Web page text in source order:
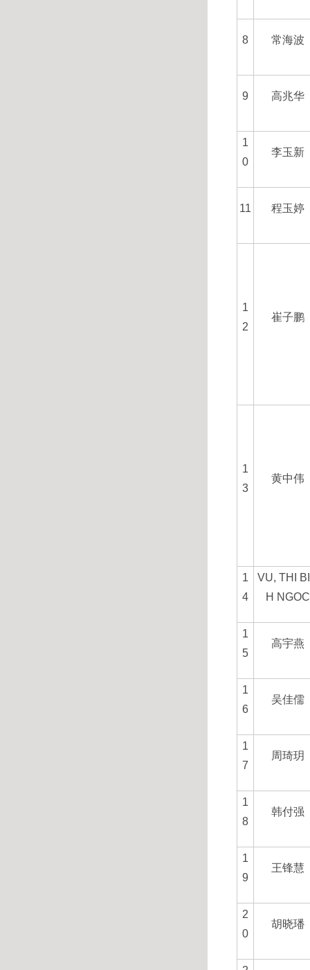
8 常海波
9 高兆华
1
0
李玉新
11 程玉婷
1
2
崔子鹏
1
3
黄中伟
1
4
VU, THI
H NGOC
1
5
高宇燕
1
6
吴佳儒
1
7
周琦玥
1
8
韩付强
1
9
王锋慧
2
0
胡晓璠